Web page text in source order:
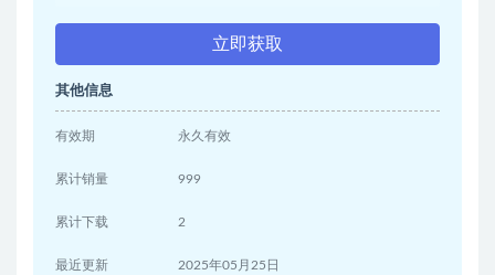
立即获取
其他信息
有效期 永久有效
累计销量 999
累计下载 2
最近更新 2025年05月25日